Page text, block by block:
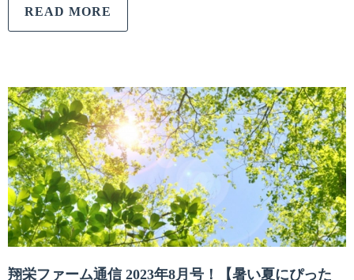
READ MORE
翔栄ファーム通信 2023年8月号！【暑い夏にぴった